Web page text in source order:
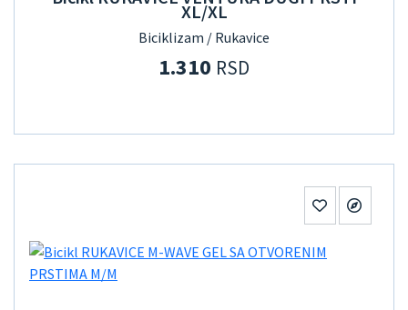
XL/XL
Biciklizam / Rukavice
1.310 RSD